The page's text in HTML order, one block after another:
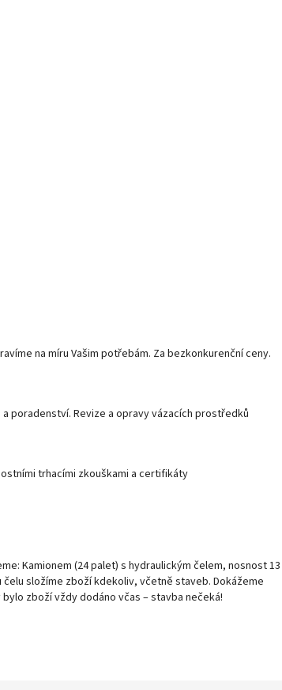
na míru Vašim potřebám. Za bezkonkurenční ceny.
poradenství. Revize a opravy vázacích prostředků
trhacími zkouškami a certifikáty
Kamionem (24 palet) s hydraulickým čelem, nosnost 13
složíme zboží kdekoliv, včetně staveb. Dokážeme
zboží vždy dodáno včas – stavba nečeká!